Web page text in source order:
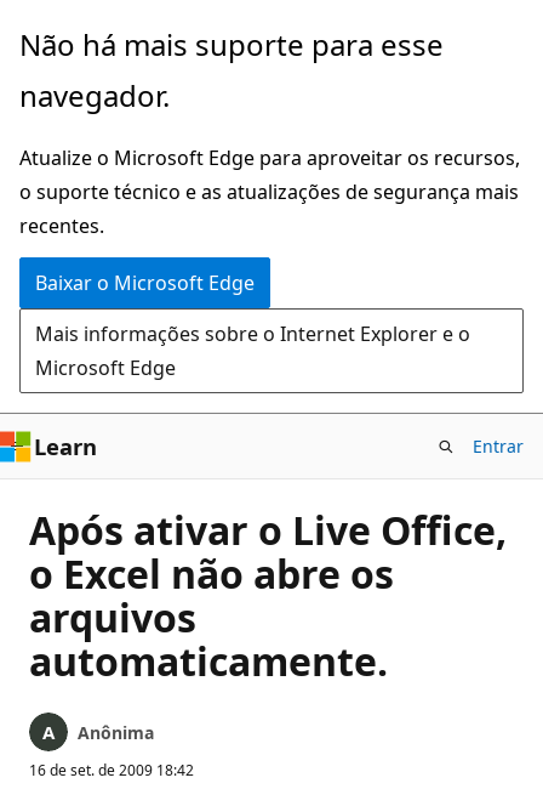
Pular
o
principal
Não há mais suporte para esse
navegador.
Atualize o Microsoft Edge para aproveitar os recursos,
o suporte técnico e as atualizações de segurança mais
recentes.
Baixar o Microsoft Edge
Mais informações sobre o Internet Explorer e o
Microsoft Edge
Learn Entrar
Após ativar o Live Office,
o Excel não abre os
arquivos
automaticamente.
Anônima
16 de set. de 2009 18:42